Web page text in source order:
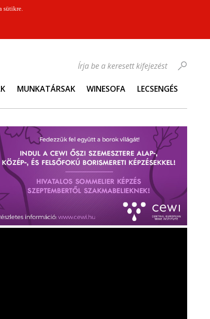
sütikre.
MUNKATÁRSAK WINESOFA LECSENGÉS
Írja be a keresett kifejezést